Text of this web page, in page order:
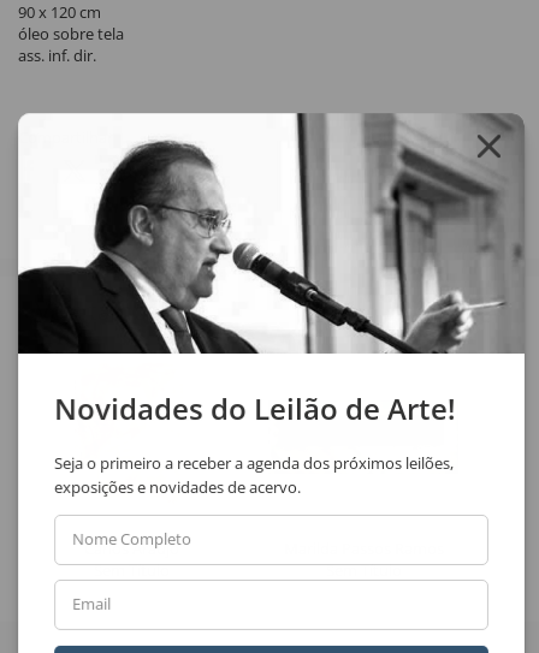
90 x 120 cm
óleo sobre tela
ass. inf. dir.
Veja também
Carlos Araújo
Sem Título
Sem Título
Novidades do Leilão de Arte!
Seja o primeiro a receber a agenda dos próximos leilões,
exposições e novidades de acervo.
Nome Completo
Email